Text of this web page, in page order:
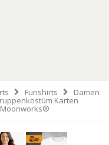
Funshirts Damen
Karten
Moonworks®